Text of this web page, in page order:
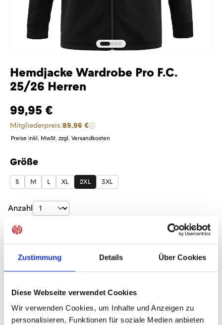
Zustimmung Details Über Cookies
Diese Webseite verwendet Cookies
Wir verwenden Cookies, um Inhalte und Anzeigen zu
personalisieren, Funktionen für soziale Medien anbieten
Hemdjacke Wardrobe Pro F.C.
25/26 Herren
99,95 €
Mitgliederpreis:89,96 €
Preise inkl. MwSt. zzgl. Versandkosten
Größe
auswählen
S M L XL 2XL 3XL
Produkt Anzahl: Gib den gewünschten
Anzahl
Sofort verfügbar, Lieferzeit: 5-7 Tage